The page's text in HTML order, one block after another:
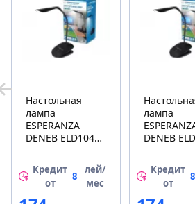
Настольная
лампа
ESPERANZA
DENEB ELD104K
Кредит
от
8
лей/
мес
лампа
DENEB
Кредит
от
8